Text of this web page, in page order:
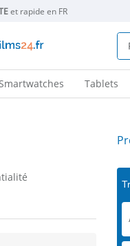
et rapide en FR
Tablets